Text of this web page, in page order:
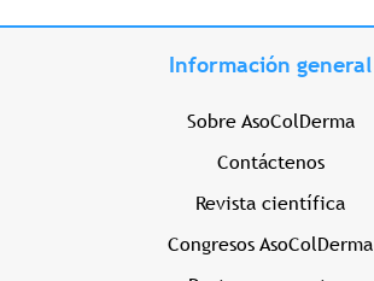
Información general
Sobre AsoColDerma
Contáctenos
Revista científica
Congresos AsoColDerma